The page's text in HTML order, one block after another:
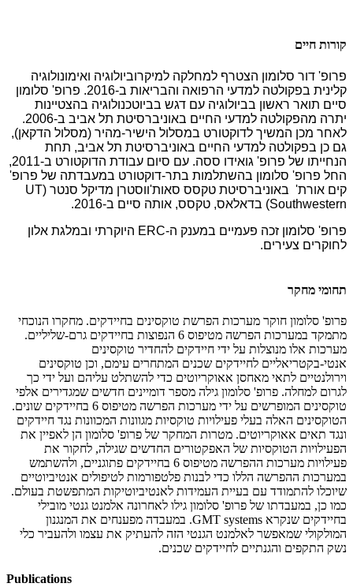
קורות חיים
פרופ' דור סלומון הצטרף למחלקה למיקרוביולוגיה ואימונולוגיה
קלינית בפקולטה למדעי הרפואה והבריאות ב-2016
. פרופ' סלומון
סיים תואר ראשון בביולוגיה עם דגש בביוטכנולוגיה בהצטיינות
יתרה מהפקולטה למדעי החיים באוניברסיטת תל אביב ב-2006.
לאחר מכן המשיך לדוקטורט במסלול הישיר-מהיר (מסלול הדקאן),
גם כן בפקולטה למדעי החיים באוניברסיטת תל אביב, תחת
הנחייתו של פרופ' גואידו ססה. עם סיום עבודת הדוקטורט ב-2011,
החל פרופ' סלומון בהשתלמות בתר-דוקטורט במעבדתה של פרופ'
קים אורת' באוניברסיטת טקסס סאות'ווסטרן מדיקל סנטר (UT
Southwestern) בדאלאס, טקסס, אותה סיים ב-2016.
פרופ' סלומון זכה פעמיים במענק ה-ERC היוקרתי ובמלגת אלון
לחוקרים צעירים.
תחומי מחקר
פרופ' סלומון חוקר מערכות הפרשת טוקסינים בחיידקים. מחקרו הנוכחי
מתמקד במערכות הפרשה מטיפוס 6 הנפוצות בחיידקים גרם-שליליים.
מערכות אלו מנוצלות על ידי חיידקים להחדיר טוקסינים
אנטי-בקטריאליים לחיידקים שכנים המתחרים עימם, וכן טוקסינים
וירולנטיים לתאי מאחסן אאוקריוטים כדי להשתלט עליהם ועל ידי כך
לגרום למחלה. פרופ' סלומון גילה מספר דומיינים חדשים שמגדירים אלפי
טוקסינים המופרשים על ידי מערכות הפרשה מטיפוס 6 בחיידקים שונים.
הטוקסינים האלה בעלי פעילויות טוקסיות מגוונות המכוונות נגד חיידקים
ונגד תאים אאוקריוטים. מטרות המחקר של פרופ' סלומון הן לאפיין את
הפעילויות הטוקסיות של האפקטורים החדשים שגילה, לחקור את
פעילויות מערכות ההפרשה מטיפוס 6 בחיידקים פתוגניים, ולהשתמש
במערכות ההפרשה הללו כדי לבנות פלטפורמות לטיפולים אנטיביוטיים
שיוכלו להתמודד עם בעיית העמידות לאנטיביוטיקות המתפשטת בעולם.
כמו כן, במעבדתו של פרופ' סלומון גילו לאחרונה אלמנט גנטי מובילי
בחיידקים שנקרא GMT systems. במעבדה מפענחים את המנגנון
המולקולי שמאפשר לאלמנט הגנטי הזה להעתיק את עצמו ולהעביר כלי
נשק התקפים והגנתיים לחיידקים שכנים. ​
Publications